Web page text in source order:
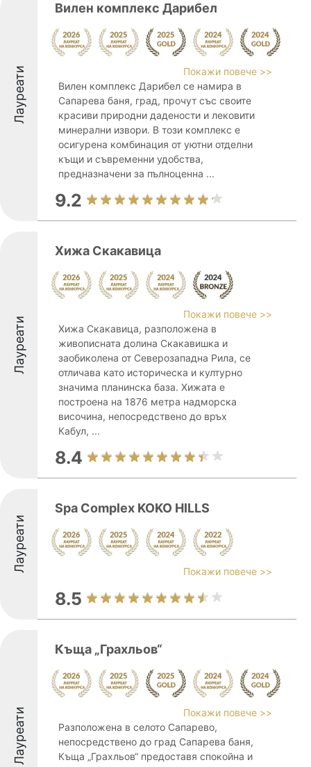
Лауреати
Вилен комплекс Дарибел
Покажи повече >>
Вилен комплекс Дарибел се намира в
Сапарева баня, град, прочут със своите
красиви природни дадености и лековити
минерални извори. В този комплекс е
осигурена комбинация от уютни отделни
къщи и съвременни удобства,
предназначени за пълноценна ...
9.2
Лауреати
Хижа Скакавица
Покажи повече >>
Хижа Скакавица, разположена в
живописната долина Скакавишка и
заобиколена от Северозападна Рила, се
отличава като историческа и културно
значима планинска база. Хижата е
построена на 1876 метра надморска
височина, непосредствено до връх
Кабул, ...
8.4
Лауреати
Spa Complex KOKO HILLS
Покажи повече >>
8.5
Лауреати
Къща „Грахльов“
Покажи повече >>
Разположена в селото Сапарево,
непосредствено до град Сапарева баня,
Къща „Грахльов“ предоставя спокойна и